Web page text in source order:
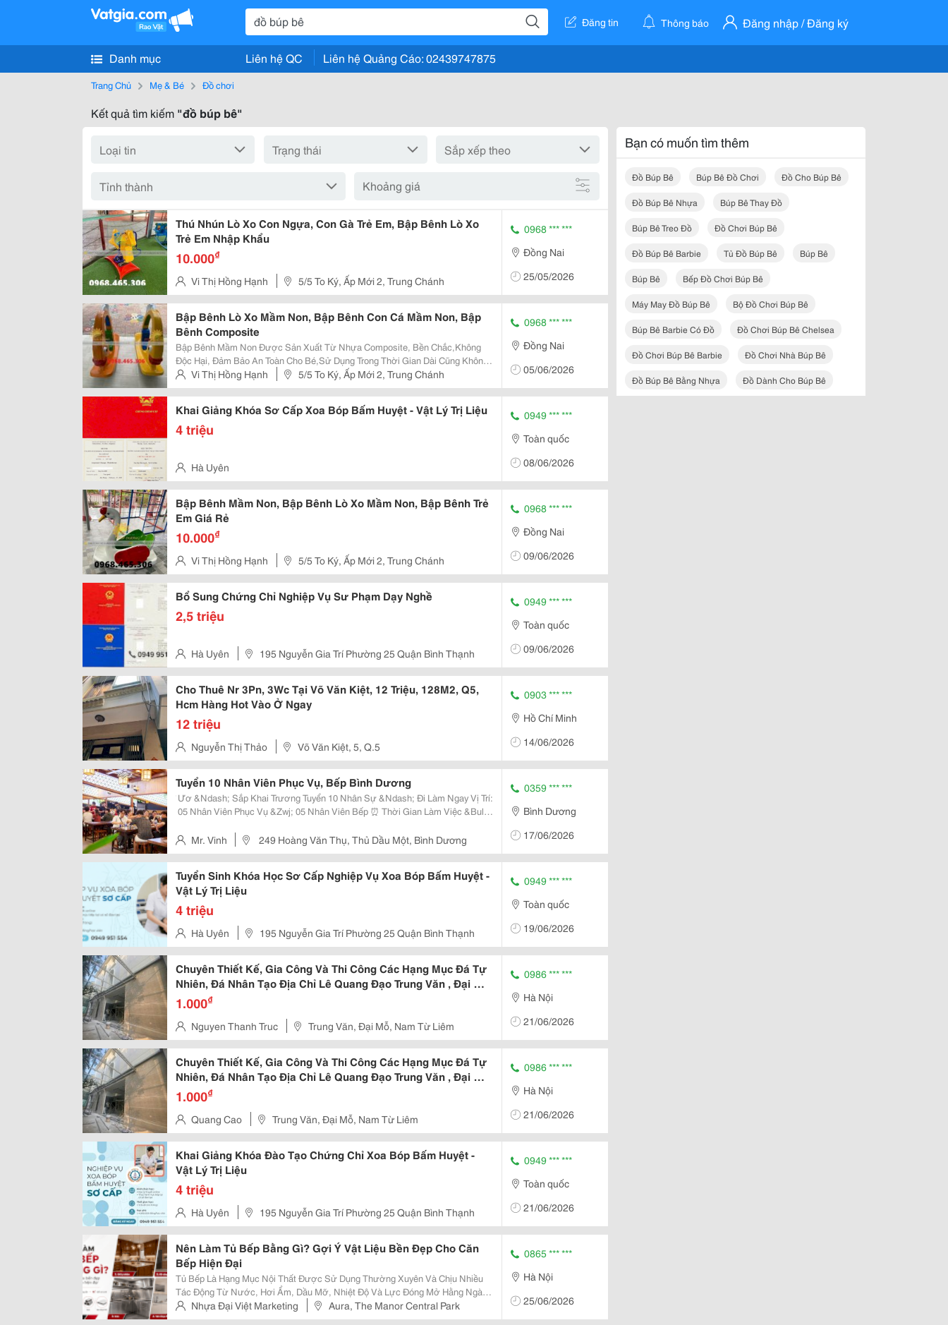
Đăng tin Thông báo Đăng nhập / Đăng ký
Danh mục Liên hệ QC Liên hệ Quảng Cáo: 02439747875
Trang Chủ Mẹ & Bé Đồ chơi
Kết quả tìm kiếm "đồ búp bê"
Khoảng giá
Thú Nhún Lò Xo Con Ngựa, Con Gà Trẻ Em, Bập Bênh Lò Xo
Trẻ Em Nhập Khẩu
10.000₫
Vi Thị Hồng Hạnh 5/5 To Ký, Ấp Mới 2, Trung Chánh
0968 *** ***
Đồng Nai
25/05/2026
Bập Bênh Lò Xo Mầm Non, Bập Bênh Con Cá Mầm Non, Bập
Bênh Composite
Bập Bênh Mầm Non Được Sản Xuất Từ Nhựa Composite, Bền Chắc,Không
Độc Hại, Đảm Bảo An Toàn Cho Bé,Sử Dụng Trong Thời Gian Dài Cũng Không
Hề Bay Màu Và Phù Hợp Với Các Khu Vui Chơi, Trung Tâm, Trường Mầm Non,
Sân Chơi Trẻ Em. Độ Cao Bập Bênh Rất Phù...
Vi Thị Hồng Hạnh 5/5 To Ký, Ấp Mới 2, Trung Chánh
0968 *** ***
Đồng Nai
05/06/2026
Khai Giảng Khóa Sơ Cấp Xoa Bóp Bấm Huyệt - Vật Lý Trị Liệu
4 triệu
Hà Uyên
0949 *** ***
Toàn quốc
08/06/2026
Bập Bênh Mầm Non, Bập Bênh Lò Xo Mầm Non, Bập Bênh Trẻ
Em Giá Rẻ
10.000₫
Vi Thị Hồng Hạnh 5/5 To Ký, Ấp Mới 2, Trung Chánh
0968 *** ***
Đồng Nai
09/06/2026
Bổ Sung Chứng Chỉ Nghiệp Vụ Sư Phạm Dạy Nghề
2,5 triệu
Hà Uyên 195 Nguyễn Gia Trí Phường 25 Quận Bình Thạnh
0949 *** ***
Toàn quốc
09/06/2026
Cho Thuê Nr 3Pn, 3Wc Tại Võ Văn Kiệt, 12 Triệu, 128M2, Q5,
Hcm Hàng Hot Vào Ở Ngay
12 triệu
Nguyễn Thị Thảo Võ Văn Kiệt, 5, Q.5
0903 *** ***
Hồ Chí Minh
14/06/2026
Tuyển 10 Nhân Viên Phục Vụ, Bếp Bình Dương
̀ Ươ &Ndash; Sắp Khai Trương Tuyển 10 Nhân Sự &Ndash; Đi Làm Ngay Vị Trí:
️ 05 Nhân Viên Phục Vụ &Zwj; 05 Nhân Viên Bếp ⏰ Thời Gian Làm Việc &Bull;
Phục Vụ Pt:...
Mr. Vinh 249 Hoàng Văn Thụ, Thủ Dầu Một, Bình Dương
0359 *** ***
Bình Dương
17/06/2026
Tuyển Sinh Khóa Học Sơ Cấp Nghiệp Vụ Xoa Bóp Bấm Huyệt -
Vật Lý Trị Liệu
4 triệu
Hà Uyên 195 Nguyễn Gia Trí Phường 25 Quận Bình Thạnh
0949 *** ***
Toàn quốc
19/06/2026
Chuyên Thiết Kế, Gia Công Và Thi Công Các Hạng Mục Đá Tự
Nhiên, Đá Nhân Tạo Địa Chỉ Lê Quang Đạo Trung Văn , Đại Mỗ
,1.000₫
Nguyen Thanh Truc Trung Văn, Đại Mỗ, Nam Từ Liêm
0986 *** ***
Hà Nội
21/06/2026
Chuyên Thiết Kế, Gia Công Và Thi Công Các Hạng Mục Đá Tự
Nhiên, Đá Nhân Tạo Địa Chỉ Lê Quang Đạo Trung Văn , Đại Mỗ
,1.000₫
Quang Cao Trung Văn, Đại Mỗ, Nam Từ Liêm
0986 *** ***
Hà Nội
21/06/2026
Khai Giảng Khóa Đào Tạo Chứng Chỉ Xoa Bóp Bấm Huyệt -
Vật Lý Trị Liệu
4 triệu
Hà Uyên 195 Nguyễn Gia Trí Phường 25 Quận Bình Thạnh
0949 *** ***
Toàn quốc
21/06/2026
Nên Làm Tủ Bếp Bằng Gì? Gợi Ý Vật Liệu Bền Đẹp Cho Căn
Bếp Hiện Đại
Tủ Bếp Là Hạng Mục Nội Thất Được Sử Dụng Thường Xuyên Và Chịu Nhiều
Tác Động Từ Nước, Hơi Ẩm, Dầu Mỡ, Nhiệt Độ Và Lực Đóng Mở Hằng Ngày.
Vì Vậy, Câu Hỏi Vật Liệu Làm Tủ Bếp Nên Làm Chất Liệu Gì Tốt Nhất? Luôn
Được Nhiều Gia Đình, Xưởng Nội Thất Và...
Nhựa Đại Việt Marketing Aura, The Manor Central Park
0865 *** ***
Hà Nội
25/06/2026
Bạn có muốn tìm thêm
Đồ Búp Bê Búp Bê Đồ Chơi Đồ Cho Búp Bê
Đồ Búp Bê Nhựa Búp Bê Thay Đồ
Búp Bê Treo Đồ Đồ Chơi Búp Bê
Đồ Búp Bê Barbie Tủ Đồ Búp Bê Búp Bê
Búp Bê Bếp Đồ Chơi Búp Bê
Máy May Đồ Búp Bê Bộ Đồ Chơi Búp Bê
Búp Bê Barbie Có Đồ Đồ Chơi Búp Bê Chelsea
Đồ Chơi Búp Bê Barbie Đồ Chơi Nhà Búp Bê
Đồ Búp Bê Bằng Nhựa Đồ Dành Cho Búp Bê